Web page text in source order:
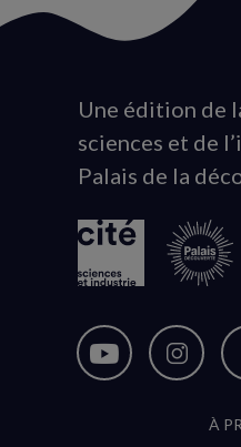
Animation
du
logo
Une édition de
sciences et de
Palais de la
Nous
Nous
À